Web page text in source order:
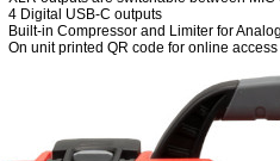
4 Digital USB-C outputs
Built-in Compressor and Limiter for
On unit printed QR code for online